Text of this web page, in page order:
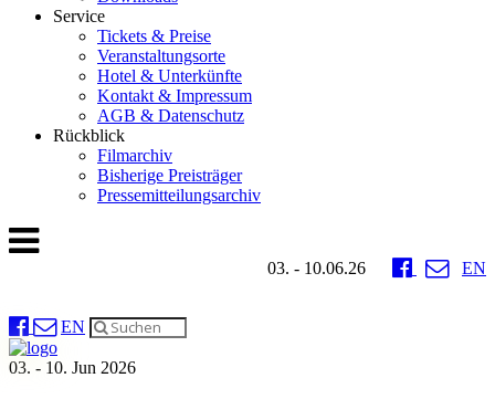
Service
Tickets & Preise
Veranstaltungsorte
Hotel & Unterkünfte
Kontakt & Impressum
AGB & Datenschutz
Rückblick
Filmarchiv
Bisherige Preisträger
Pressemitteilungsarchiv
03. - 10.06.26 EN
EN
03. - 10. Jun 2026